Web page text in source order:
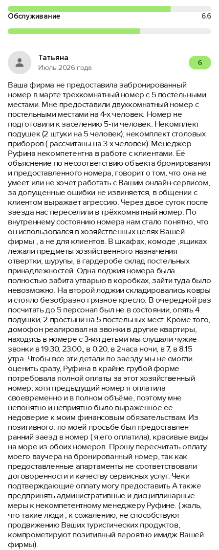
Обслуживание 6.6
Татьяна
Июль 2026 года
6
Ваша фирма не предоставила забронированный
номер в марте трехкомнатный номер с 5 постельными
местами. Мне предоставили двухкомнатный номер с
постельными местами на 4-х человек. Номер не
подготовили к заселению 5-ти человек. Некомплект
подушек (2 штуки на 5 человек), некомплект столовых
приборов ( рассчитаны на 3-х человек). Менеджер
Руфина некомпетентна в работе с клиентами. Её
объяснение по несоответствию объекта бронирования
и предоставленного номера, говорит о том, что она не
умеет или не хочет работать с Вашим онлайн-сервисом,
за допущенные ошибки не извиняется, в общении с
клиентом выражает агрессию. Через двое суток после
заезда нас переселили в трёхкомнатный номер. По
внутреннему состоянию номера нам стало понятно, что
он использовался в хозяйственных целях Вашей
фирмы , а не для клиентов. В шкафах, комоде ,ящиках
лежали предметы хозяйственного назначения
отвертки, шурупы, в гардеробе склад постельных
принадлежностей. Одна лоджия номера была
полностью забита утварью в коробках, зайти туда было
невозможно. На второй лоджии складировались ковры
и стояло безобразно грязное кресло. В очередной раз
посчитать до 5 персонал был не в состоянии, опять 4
подушки, 2 простыни на 5 постельных мест. Кроме того,
домофон реагировал на звонки в другие квартиры,
находясь в номере с 3-мя детьми мы слушали чужие
звонки в 19.30, 23.00,, в 0.20, в 2часа ночи, в 7, в 8.15
утра. Чтобы все эти детали по заезду мы не смогли
оценить сразу, Руфина в крайне грубой форме
потребовала полной оплаты за этот хозяйственный
номер, хотя предыдущий номер я оплатила
своевременно и в полном объёме, поэтому мне
непонятно и неприятно было выраженное её
недоверие к моим финансовым обязательствам. Из
позитивного: по моей просьбе был предоставлен
ранний заезд в номер ( я его оплатила), красивые виды
на море из обоих номеров. Прошу пересчитать оплату
моего ваучера на бронированный номер, так как
предоставленные апартаменты не соответствовали
договоренности и качеству сервисных услуг. Чеки
подтверждающие оплату могу предоставить А также
предпринять административные и дисциплинарные
меры к некомпетентному менеджеру Руфине. ( жаль,
что такие люди , к сожалению, не способствуют
продвижению Ваших туристических продуктов,
компрометируют позитивный вероятно имидж Вашей
фирмы).